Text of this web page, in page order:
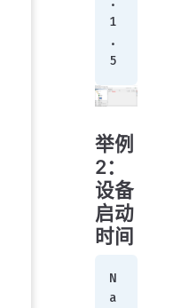
1
.
5
举例
2：
设备
启动
时间
N
a